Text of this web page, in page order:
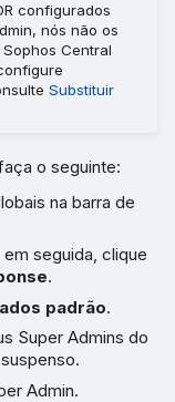
configurados
nós não os
Central
Substituir
o seguinte:
na barra de
em seguida, clique
.
padrão.
Super Admins do
Admin.